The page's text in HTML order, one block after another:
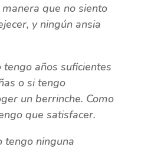
que no siento
y ningún ansia
años suficientes
o si tengo
un berrinche. Como
que satisfacer.
tengo ninguna